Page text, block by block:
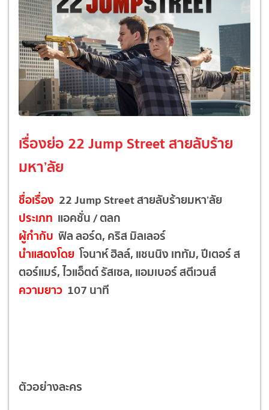
เรื่องย่อ 22 Jump Street สายลับร้าย
มหา’ลัย
ชื่อเรื่อง 22 Jump Street สายลับร้ายมหา’ลัย
ประเภท แอคชั่น / ตลก
ผู้กำกับ ฟิล ลอร์ด, คริส มิลเลอร์
นำแสดงโดย โจนาห์ ฮิลล์, แชนนิง เททัม, ปีเตอร์ ส
ตอร์แมร์, ไวแอ็ตต์ รัสเซล, แอมเบอร์ สตีเวนส์
ความยาว 107 นาที
ตัวอย่างละคร